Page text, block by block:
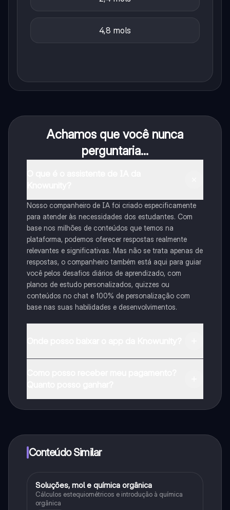
4,8 mols
Achamos que você nunca
perguntaria...
Nosso companheiro de IA foi criado especificamente
para atender às necessidades dos estudantes. Com
base nos milhões de conteúdos que temos na
plataforma, podemos oferecer respostas realmente
relevantes e significativas. Mas não se trata apenas de
respostas, o companheiro também está aqui para guiar
você pelos desafios diários de aprendizado, com
planos de estudo personalizados, quizzes ou
conteúdos no chat e 100% de personalização com
base nas suas habilidades e desenvolvimentos.
Conteúdo Similar
Química
Soluções, mol e química orgânica
Cálculos estequiométricos e introdução à química
orgânica